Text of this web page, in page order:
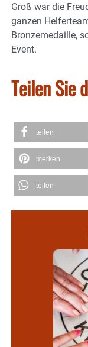
Groß war die
ganzen
Bronzemedaille,
Event.
Teilen Sie
teilen
merken
teilen